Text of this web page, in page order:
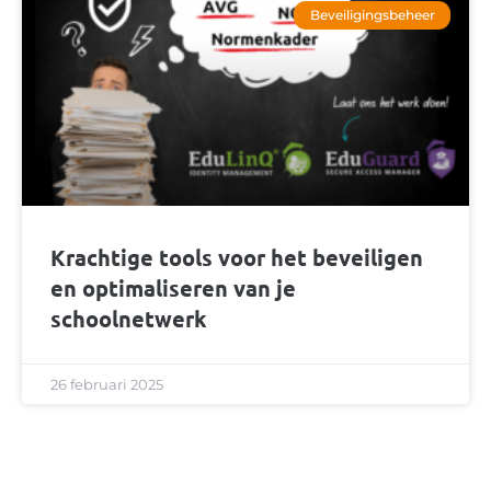
Beveiligingsbeheer
Krachtige tools voor het beveiligen
en optimaliseren van je
schoolnetwerk
26 februari 2025